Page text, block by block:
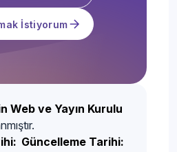
İstiyorum
Web ve Yayın Kurulu
Güncelleme Tarihi: